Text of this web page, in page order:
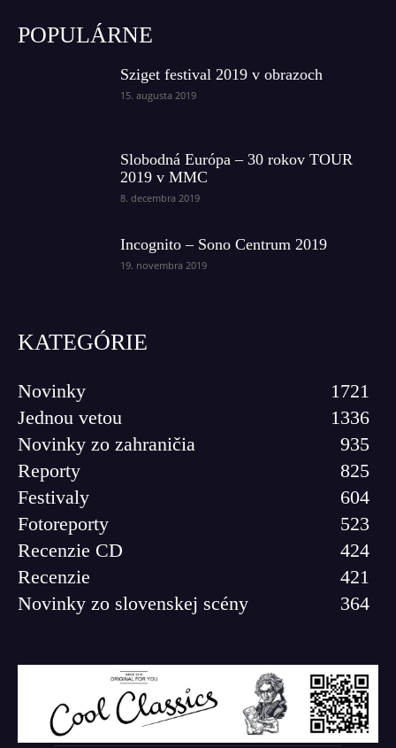
POPULÁRNE
Sziget festival 2019 v obrazoch
15. augusta 2019
Slobodná Európa – 30 rokov TOUR
2019 v MMC
8. decembra 2019
Incognito – Sono Centrum 2019
19. novembra 2019
KATEGÓRIE
Novinky
1721
Jednou vetou
1336
Novinky zo zahraničia
935
Reporty
825
Festivaly
604
Fotoreporty
523
Recenzie CD
424
Recenzie
421
Novinky zo slovenskej scény
364